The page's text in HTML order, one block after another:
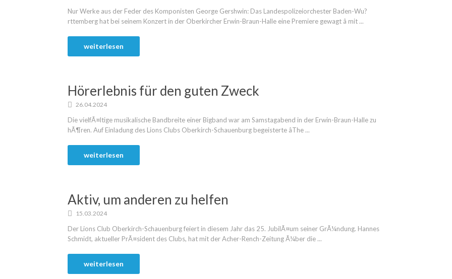
Nur Werke aus der Feder des Komponisten George Gershwin: Das Landespolizeiorchester Baden-Wu?
rttemberg hat bei seinem Konzert in der Oberkircher Erwin-Braun-Halle eine Premiere gewagt â mit ...
weiterlesen
Hörerlebnis für den guten Zweck
26.04.2024
Die vielfÃ¤ltige musikalische Bandbreite einer Bigband war am Samstagabend in der Erwin-Braun-Halle zu
hÃ¶ren. Auf Einladung des Lions Clubs Oberkirch-Schauenburg begeisterte âThe ...
weiterlesen
Aktiv, um anderen zu helfen
15.03.2024
Der Lions Club Oberkirch-Schauenburg feiert in diesem Jahr das 25. JubilÃ¤um seiner GrÃ¼ndung. Hannes
Schmidt, aktueller PrÃ¤sident des Clubs, hat mit der Acher-Rench-Zeitung Ã¼ber die ...
weiterlesen